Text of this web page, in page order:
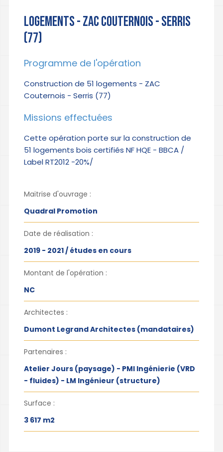
LOGEMENTS - ZAC COUTERNOIS - SERRIS
(77)
Programme de l'opération
Construction de 51 logements - ZAC
Couternois - Serris (77)
Missions effectuées
Cette opération porte sur la construction de
51 logements bois certifiés NF HQE - BBCA /
Label RT2012 -20%/
Maitrise d'ouvrage :
Quadral Promotion
Date de réalisation :
2019 - 2021 / études en cours
Montant de l'opération :
NC
Architectes :
Dumont Legrand Architectes (mandataires)
Partenaires :
Atelier Jours (paysage) - PMI Ingénierie (VRD
- fluides) - LM Ingénieur (structure)
Surface :
3 617 m2